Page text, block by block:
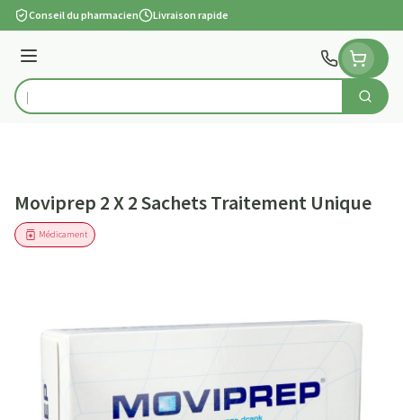
Aller au contenu
Conseil du pharmacien Livraison rapide
Menu
Rechercher
Moviprep 2 X 2 Sachets Traitement Unique
Médicament